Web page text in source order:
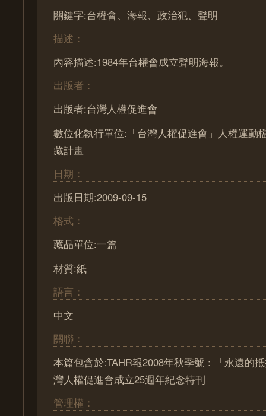
關鍵字:台權會、海報、政治犯、聲明
描述：
內容描述:1984年台權會成立聲明海報。
出版者：
出版者:台灣人權促進會
數位化執行單位:「台灣人權促進會」人權運動
藏計畫
日期：
出版日期:2009-09-15
格式：
藏品單位:一篇
材質:紙
語言：
中文
關聯：
本篇包含於:TAHR報2008年秋季號：「永遠的
灣人權促進會成立25週年紀念特刊
管理權：